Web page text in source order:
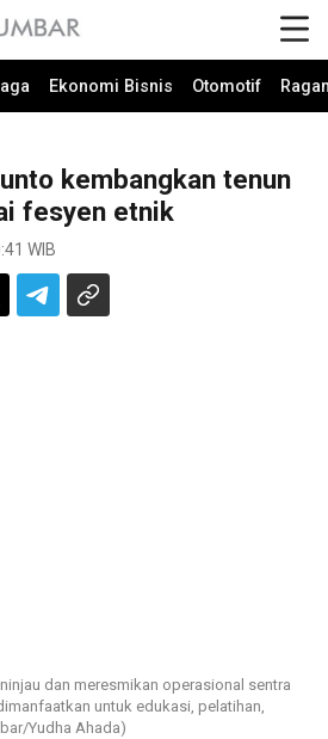
Ekonomi Bisnis Otomotif
kembangkan tenun
fesyen etnik
WIB
dan meresmikan operasional sentra
untuk edukasi, pelatihan,
Yudha Ahada)